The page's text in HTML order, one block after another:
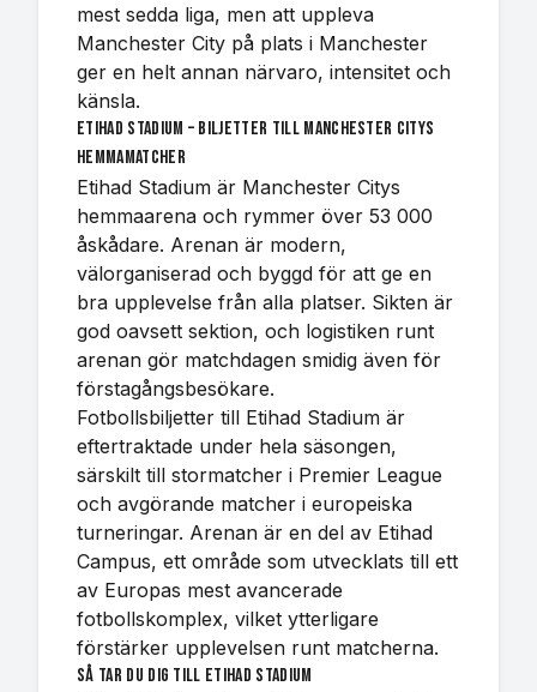
mest sedda liga, men att uppleva
Manchester City på plats i Manchester
ger en helt annan närvaro, intensitet och
känsla.
Etihad Stadium – biljetter till Manchester Citys
hemmamatcher
Etihad Stadium är Manchester Citys
hemmaarena och rymmer över 53 000
åskådare. Arenan är modern,
välorganiserad och byggd för att ge en
bra upplevelse från alla platser. Sikten är
god oavsett sektion, och logistiken runt
arenan gör matchdagen smidig även för
förstagångsbesökare.
Fotbollsbiljetter till Etihad Stadium är
eftertraktade under hela säsongen,
särskilt till stormatcher i Premier League
och avgörande matcher i europeiska
turneringar. Arenan är en del av Etihad
Campus, ett område som utvecklats till ett
av Europas mest avancerade
fotbollskomplex, vilket ytterligare
förstärker upplevelsen runt matcherna.
Så tar du dig till Etihad Stadium